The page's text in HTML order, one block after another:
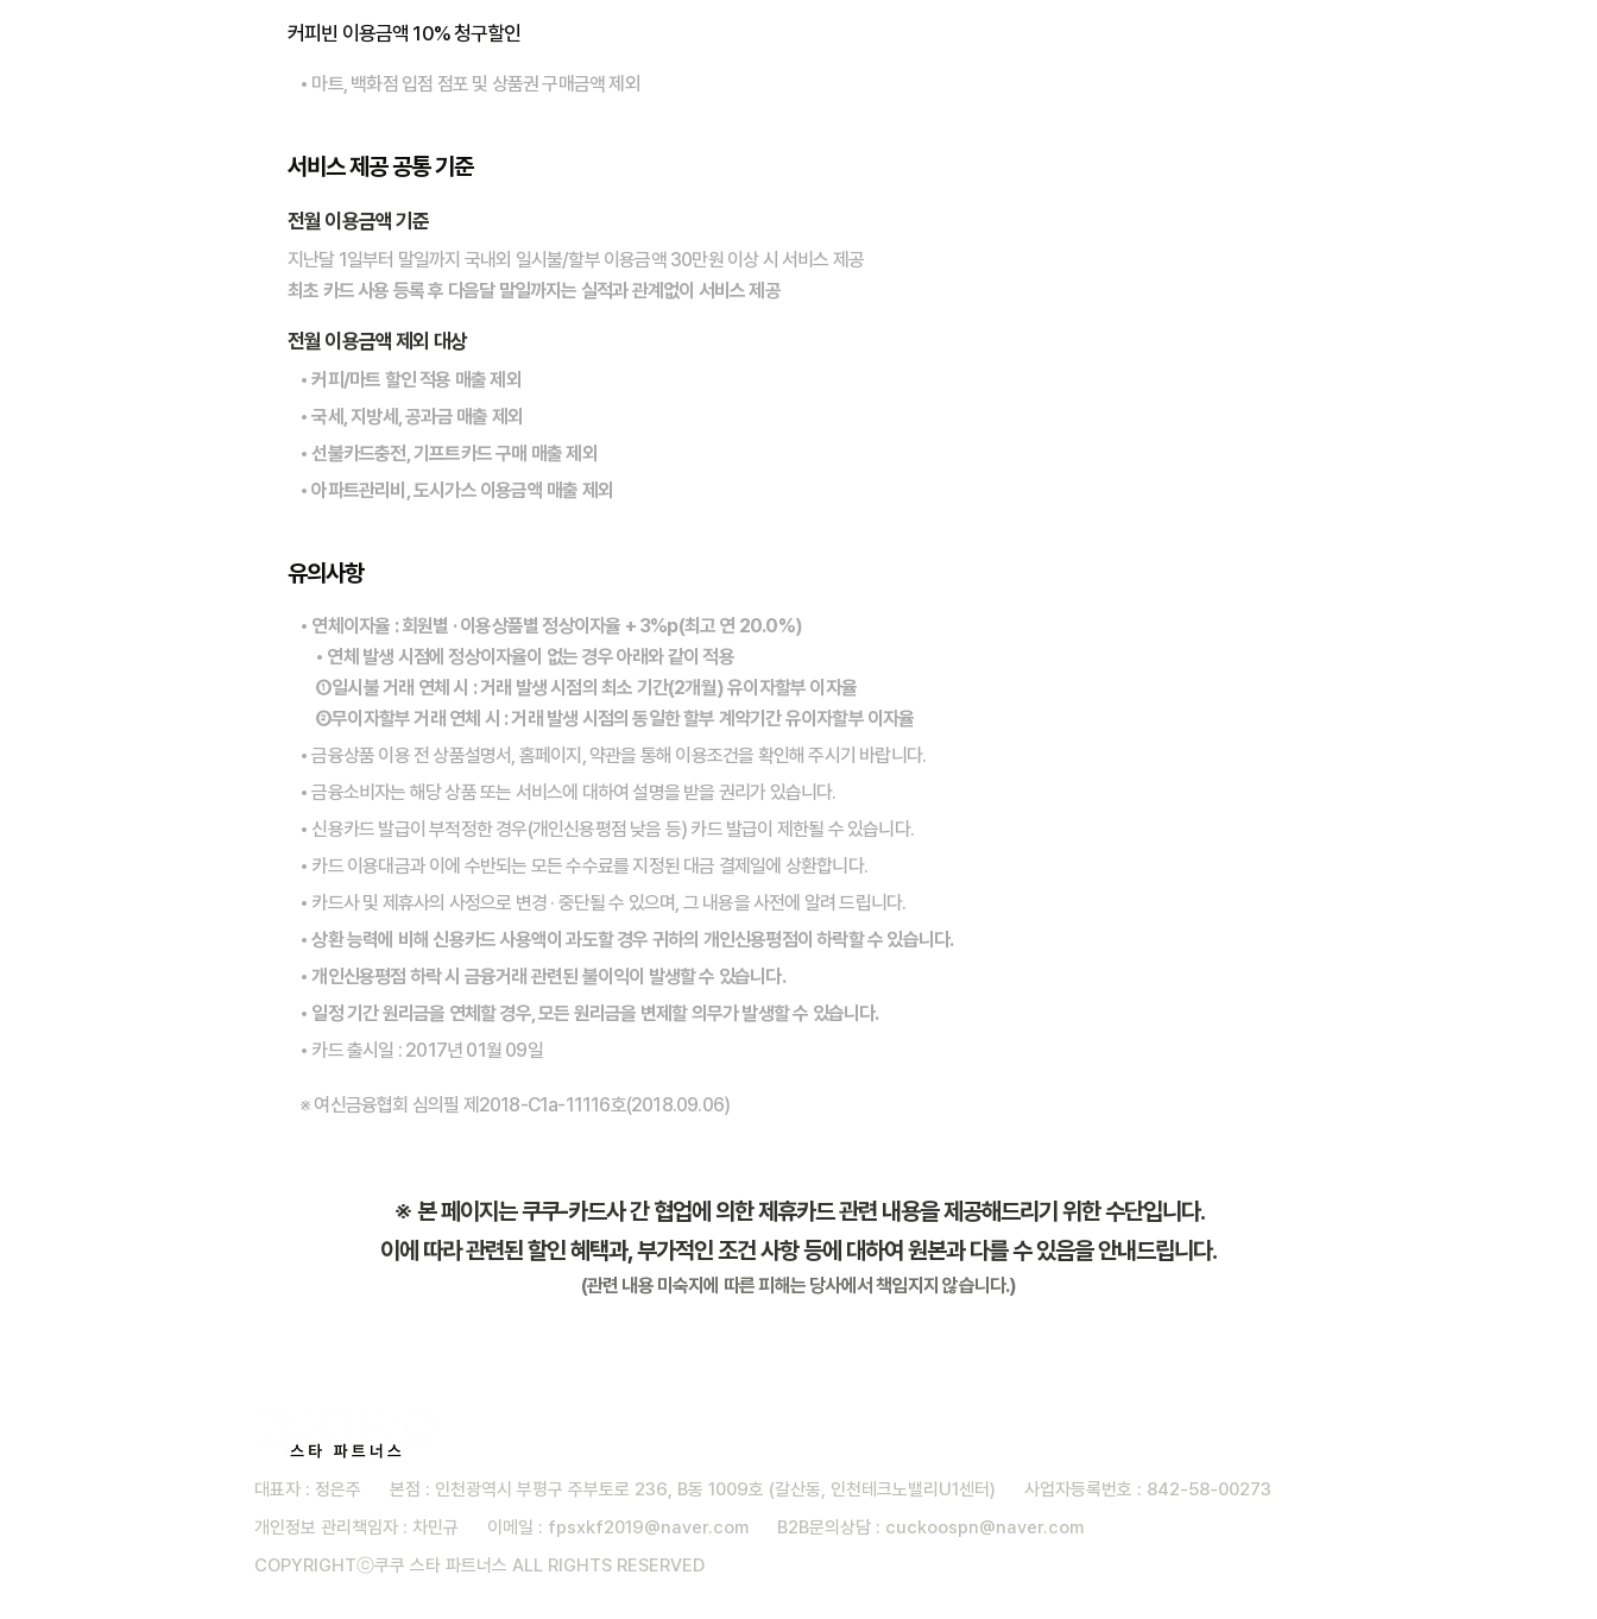
커피빈 이용금액 10% 청구할인
• 마트, 백화점 입점 점포 및 상품권 구매금액 제외
서비스 제공 공통 기준
전월 이용금액 기준
지난달 1일부터 말일까지 국내외 일시불/할부 이용금액 30만원 이상 시 서비스 제공
최초 카드 사용 등록 후 다음달 말일까지는 실적과 관계없이 서비스 제공
전월 이용금액 제외 대상
• 커피/마트 할인 적용 매출 제외
• 국세, 지방세, 공과금 매출 제외
• 선불카드충전, 기프트카드 구매 매출 제외
• 아파트관리비, 도시가스 이용금액 매출 제외
유의사항
• 연체이자율 : 회원별 · 이용상품별 정상이자율 + 3%p(최고 연 20.0%)
• 연체 발생 시점에 정상이자율이 없는 경우 아래와 같이 적용
①일시불 거래 연체 시 : 거래 발생 시점의 최소 기간(2개월) 유이자할부 이자율
②무이자할부 거래 연체 시 : 거래 발생 시점의 동일한 할부 계약기간 유이자할부 이자율
• 금융상품 이용 전 상품설명서, 홈페이지, 약관을 통해 이용조건을 확인해 주시기 바랍니다.
• 금융소비자는 해당 상품 또는 서비스에 대하여 설명을 받을 권리가 있습니다.
• 신용카드 발급이 부적정한 경우(개인신용평점 낮음 등) 카드 발급이 제한될 수 있습니다.
• 카드 이용대금과 이에 수반되는 모든 수수료를 지정된 대금 결제일에 상환합니다.
• 카드사 및 제휴사의 사정으로 변경 · 중단될 수 있으며, 그 내용을 사전에 알려 드립니다.
• 상환 능력에 비해 신용카드 사용액이 과도할 경우 귀하의 개인신용평점이 하락할 수 있습니다.
• 개인신용평점 하락 시 금융거래 관련된 불이익이 발생할 수 있습니다.
• 일정 기간 원리금을 연체할 경우, 모든 원리금을 변제할 의무가 발생할 수 있습니다.
• 카드 출시일 : 2017년 01월 09일
※ 여신금융협회 심의필 제2018-C1a-11116호(2018.09.06)
※ 본 페이지는 쿠쿠-카드사 간 협업에 의한 제휴카드 관련 내용을 제공해드리기 위한 수단입니다.
이에 따라 관련된 할인 혜택과, 부가적인 조건 사항 등에 대하여 원본과 다를 수 있음을 안내드립니다.
(관련 내용 미숙지에 따른 피해는 당사에서 책임지지 않습니다.)
대표자 : 정은주 본점 : 인천광역시 부평구 주부토로 236, B동 1009호 (갈산동, 인천테크노밸리U1센터) 사업자등록번호 : 842-58-00273
개인정보 관리책임자 : 차민규 이메일 : fpsxkf2019@naver.com B2B문의상담 : cuckoospn@naver.com
COPYRIGHTⓒ쿠쿠 스타 파트너스 ALL RIGHTS RESERVED